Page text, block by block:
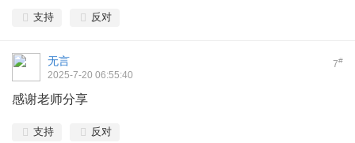
支持 反对
7#
无言
2025-7-20 06:55:40
感谢老师分享
支持 反对